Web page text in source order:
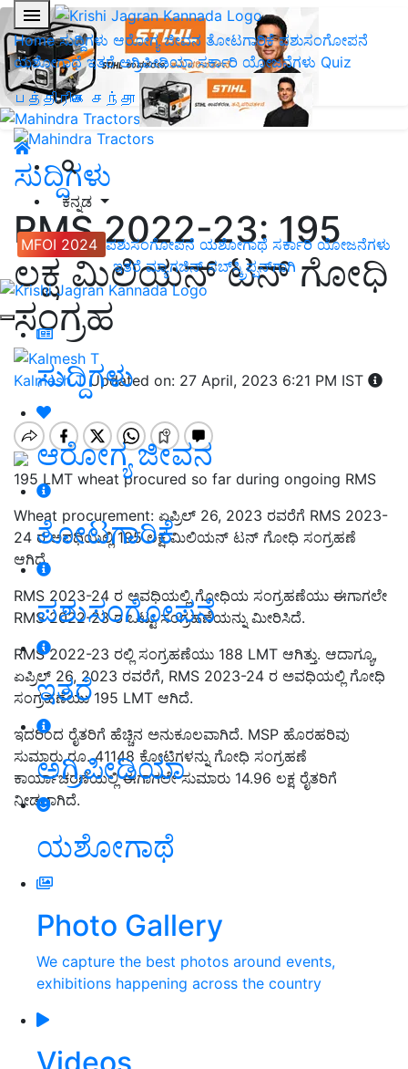
Home ಸುದ್ದಿಗಳು ಆರೋಗ್ಯ ಜೀವನ ತೋಟಗಾರಿಕೆಪಶುಸಂಗೋಪನೆ
ಯಶೋಗಾಥೆ ಇತರೆ ಅಗ್ರಿಪೀಡಿಯಾ ಸರ್ಕಾರಿ ಯೋಜನೆಗಳು Quiz
பத்திரிகை சந்தா
ಕನ್ನಡ
MFOI 2024 ಪಶುಸಂಗೋಪನೆ ಯಶೋಗಾಥೆ ಸರ್ಕಾರಿ ಯೋಜನೆಗಳು
ಇತರೆ ಮ್ಯಾಗಜಿನ್‌ ಸಬ್‌ಸ್ಕ್ರಿಪ್ಷನ್‌ಗಾಗಿ
ಸುದ್ದಿಗಳು
ಆರೋಗ್ಯ ಜೀವನ
ತೋಟಗಾರಿಕೆ
ಪಶುಸಂಗೋಪನೆ
ಇತರೆ
ಅಗ್ರಿಪೀಡಿಯಾ
ಯಶೋಗಾಥೆ
Photo Gallery
We capture the best photos around events,
exhibitions happening across the country
ಸುದ್ದಿಗಳು
RMS 2022-23: 195
ಲಕ್ಷ ಮಿಲಿಯನ್‌ ಟನ್‌ ಗೋಧಿ
ಸಂಗ್ರಹ
Kalmesh T Updated on: 27 April, 2023 6:21 PM IST
195 LMT wheat procured so far during ongoing RMS
Wheat procurement: ಏಪ್ರಿಲ್ 26, 2023 ರವರೆಗೆ RMS 2023-
24 ರ ಅವಧಿಯಲ್ಲಿ 195 ಲಕ್ಷ ಮಿಲಿಯನ್‌ ಟನ್‌ ಗೋಧಿ ಸಂಗ್ರಹಣೆ
ಆಗಿದೆ.
RMS 2023-24 ರ ಅವಧಿಯಲ್ಲಿ ಗೋಧಿಯ ಸಂಗ್ರಹಣೆಯು ಈಗಾಗಲೇ
RMS 2022-23 ರ ಒಟ್ಟು ಸಂಗ್ರಹಣೆಯನ್ನು ಮೀರಿಸಿದೆ.
RMS 2022-23 ರಲ್ಲಿ ಸಂಗ್ರಹಣೆಯು 188 LMT ಆಗಿತ್ತು. ಆದಾಗ್ಯೂ,
ಏಪ್ರಿಲ್ 26, 2023 ರವರೆಗೆ, RMS 2023-24 ರ ಅವಧಿಯಲ್ಲಿ ಗೋಧಿ
ಸಂಗ್ರಹಣೆಯು 195 LMT ಆಗಿದೆ.
ಇದರಿಂದ ರೈತರಿಗೆ ಹೆಚ್ಚಿನ ಅನುಕೂಲವಾಗಿದೆ. MSP ಹೊರಹರಿವು
ಸುಮಾರು ರೂ. 41148 ಕೋಟಿಗಳನ್ನು ಗೋಧಿ ಸಂಗ್ರಹಣೆ
ಕಾರ್ಯಾಚರಣೆಯಲ್ಲಿ ಈಗಾಗಲೇ ಸುಮಾರು 14.96 ಲಕ್ಷ ರೈತರಿಗೆ
ನೀಡಲಾಗಿದೆ.